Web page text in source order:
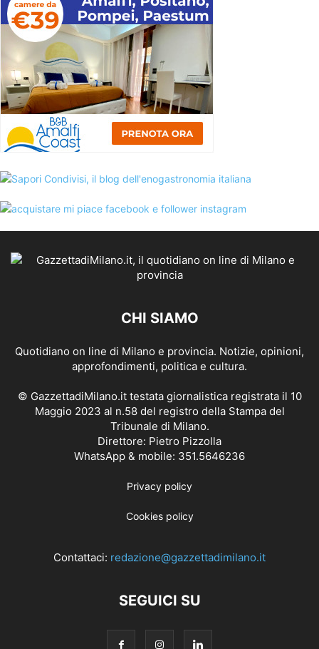
CHI SIAMO
Quotidiano on line di Milano e provincia. Notizie, opinioni,
approfondimenti, politica e cultura.
© GazzettadiMilano.it testata giornalistica registrata il 10
Maggio 2023 al n.58 del registro della Stampa del
Tribunale di Milano.
Direttore: Pietro Pizzolla
WhatsApp & mobile: 351.5646236
Privacy policy
Cookies policy
Contattaci: redazione@gazzettadimilano.it
SEGUICI SU